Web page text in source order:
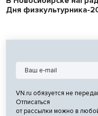
Дня физкультурника-
VN.ru обязуется не
Отписаться
от рассылки можно в